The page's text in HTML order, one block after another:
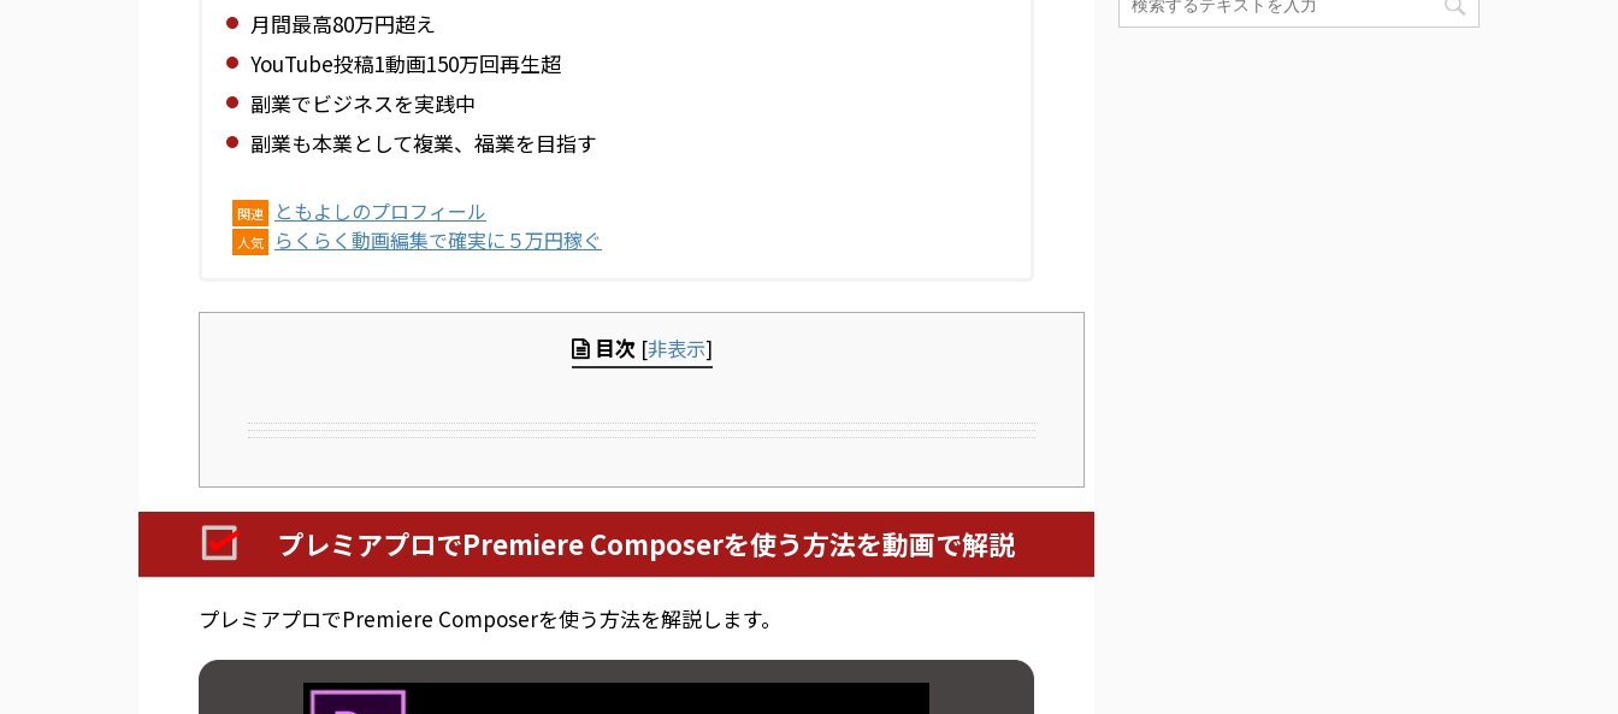
月間最高80万円超え
YouTube投稿1動画150万回再生超
副業でビジネスを実践中
副業も本業として複業、福業を目指す
関連 ともよしのプロフィール
人気 らくらく動画編集で確実に５万円稼ぐ
目次 [非表示]
プレミアプロでPremiere Composerを使う方法を動画で解説
プレミアプロでPremiere Composerを使う方法を解説します。